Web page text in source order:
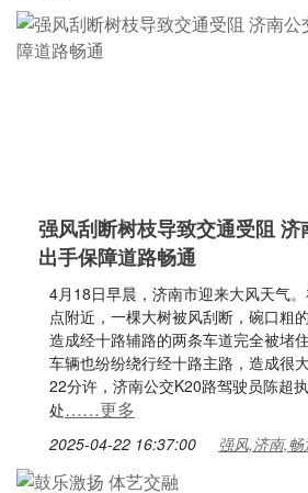
强风刮断树枝导致交通受阻
出手保障道路畅通
4月18日早晨，济南市迎来大风天气
点附近，一棵大树被风刮断，碗口粗
造成经十路辅路的两条车道完全被堵
车辆也纷纷绕行经十路主路，造成很
22分许，济南公交K20路驾驶员陈超
处……更多
2025-04-22 16:37:00 强风,济南,